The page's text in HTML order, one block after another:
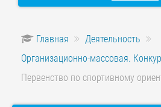
Главная
Деятельность
Организационно-массовая.
Первенство по спортивному